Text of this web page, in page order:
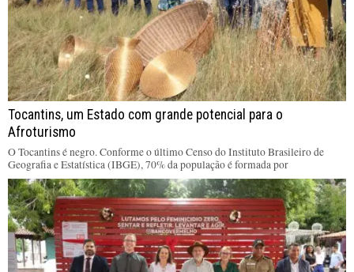
Tocantins, um Estado com grande potencial para o
Afroturismo
O Tocantins é negro. Conforme o último Censo do Instituto Brasileiro de
Geografia e Estatística (IBGE), 70% da população é formada por